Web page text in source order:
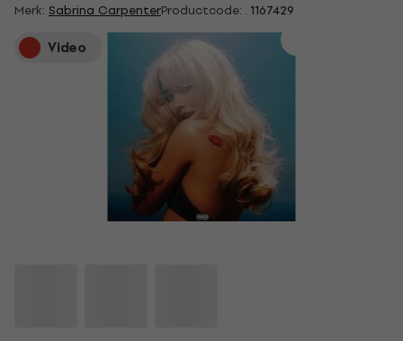
Merk: Sabrina CarpenterProductcode: . 1167429
Video